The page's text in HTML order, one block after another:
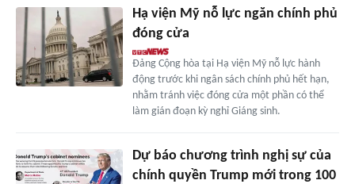
Hạ viện Mỹ nỗ lực ngăn chính phủ
đóng cửa
Đảng Cộng hòa tại Hạ viện Mỹ nỗ lực hành
động trước khi ngân sách chính phủ hết hạn,
nhằm tránh việc đóng cửa một phần có thể
làm gián đoạn kỳ nghỉ Giáng sinh.
Dự báo chương trình nghị sự của
chính quyền Trump mới trong 100